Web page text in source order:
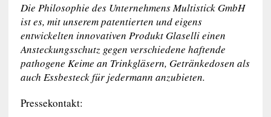
Die Philosophie des Unternehmens Multistick GmbH
ist es, mit unserem patentierten und eigens
entwickelten innovativen Produkt Glaselli einen
Ansteckungsschutz gegen verschiedene haftende
pathogene Keime an Trinkgläsern, Getränkedosen als
auch Essbesteck für jedermann anzubieten.
Pressekontakt: